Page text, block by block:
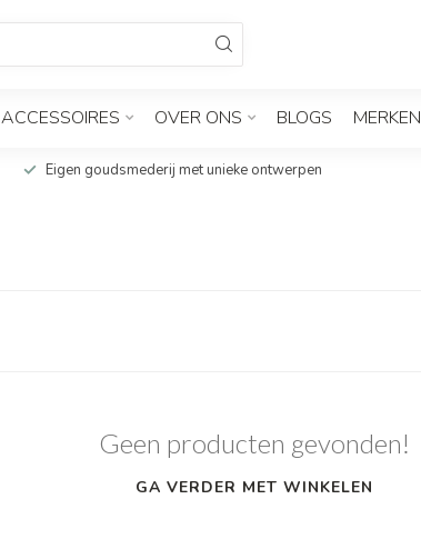
ACCESSOIRES OVER ONS BLOGS MERKEN
Eigen goudsmederij met unieke ontwerpen
Geen producten gevonden!
GA VERDER MET WINKELEN